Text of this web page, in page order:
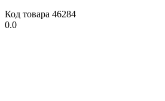
Код товара 46284
0.0